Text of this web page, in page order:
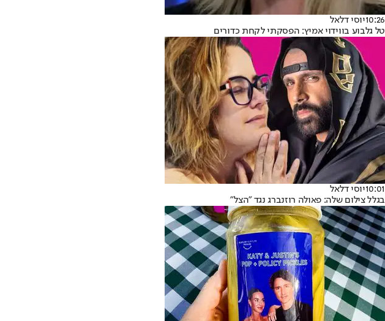
10:26יוסי דלאל
טל גלבוע בווידוי אמיץ: הפסקתי לקחת כדורים
10:01יוסי דלאל
בגלל צילום שלה: פאולה רוזנברג נגד "הצל"